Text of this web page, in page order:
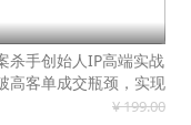
杀手创始人IP高端实战
高客单成交瓶颈，实现
最大化
¥ 199.00